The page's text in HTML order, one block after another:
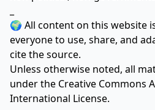
🌍 All content on this website
everyone to use, share, and
cite the source.
Unless otherwise noted, all
under the Creative Commons
International License.